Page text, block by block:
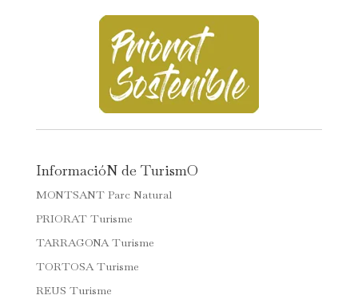
InformacióN de TurismO
MONTSANT Parc Natural
PRIORAT Turisme
TARRAGONA Turisme
TORTOSA Turisme
REUS Turisme